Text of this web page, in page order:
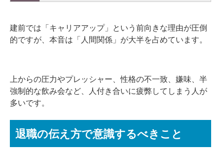
建前では「キャリアアップ」という前向きな理由が圧倒
的ですが、本音は「人間関係」が大半を占めています。
上からの圧力やプレッシャー、性格の不一致、嫌味、半
強制的な飲み会など、人付き合いに疲弊してしまう人が
多いです。
退職の伝え方で意識するべきこと